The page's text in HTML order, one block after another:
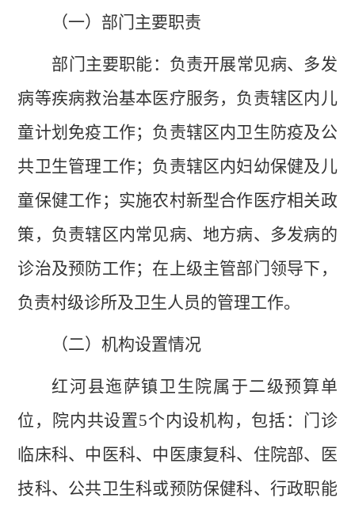
（一）部门主要职责
部门主要职能：负责开展常见病、多发
病等疾病救治基本医疗服务，负责辖区内儿
童计划免疫工作；负责辖区内卫生防疫及公
共卫生管理工作；负责辖区内妇幼保健及儿
童保健工作；实施农村新型合作医疗相关政
策，负责辖区内常见病、地方病、多发病的
诊治及预防工作；在上级主管部门领导下，
负责村级诊所及卫生人员的管理工作。
（二）机构设置情况
红河县迤萨镇卫生院属于二级预算单
位，院内共设置5个内设机构，包括：门诊
临床科、中医科、中医康复科、住院部、医
技科、公共卫生科或预防保健科、行政职能